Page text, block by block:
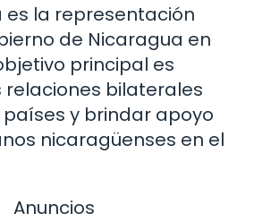
es la representación
de Nicaragua en
principal es
bilaterales
y brindar apoyo
nicaragüenses en el
Anuncios